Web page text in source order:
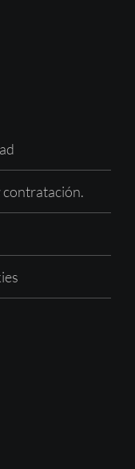
contratación.